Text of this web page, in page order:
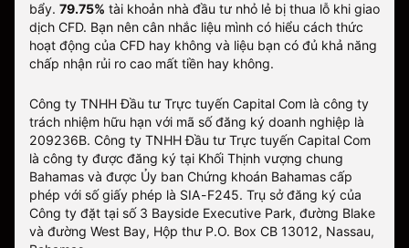
bẩy. 79.75% tài khoản nhà đầu tư nhỏ lẻ bị thua lỗ khi giao
dịch CFD. Bạn nên cân nhắc liệu mình có hiểu cách thức
hoạt động của CFD hay không và liệu bạn có đủ khả năng
chấp nhận rủi ro cao mất tiền hay không.
Công ty TNHH Đầu tư Trực tuyến Capital Com là công ty
trách nhiệm hữu hạn với mã số đăng ký doanh nghiệp là
209236B. Công ty TNHH Đầu tư Trực tuyến Capital Com
là công ty được đăng ký tại Khối Thịnh vượng chung
Bahamas và được Ủy ban Chứng khoán Bahamas cấp
phép với số giấy phép là SIA-F245. Trụ sở đăng ký của
Công ty đặt tại số 3 Bayside Executive Park, đường Blake
và đường West Bay, Hộp thư P.O. Box CB 13012, Nassau,